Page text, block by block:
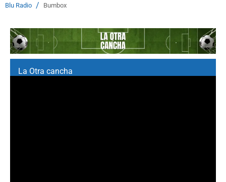
Blu Radio / Bumbox
La Otra cancha